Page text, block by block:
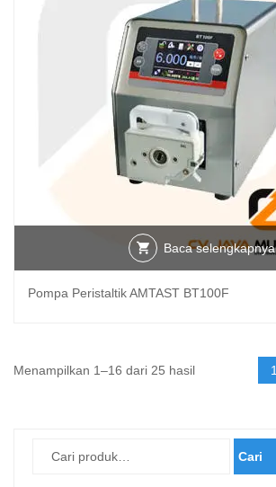
Baca selengkapnya
Pompa Peristaltik AMTAST BT100F
Menampilkan 1–16 dari 25 hasilDiurutkan
1
Cari